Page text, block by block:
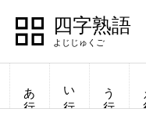
四字熟語
あ行 い行 う行